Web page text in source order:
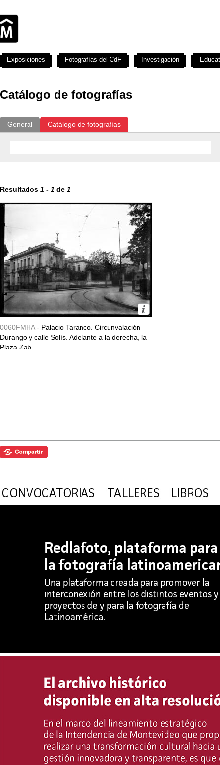
Catálogo de fotografías
General Catálogo de fotografías
Resultados 1 - 1 de 1
0060FMHA - Palacio Taranco. Circunvalación
Durango y calle Solís. Adelante a la derecha, la
Plaza Zab...
Exposiciones Fotografías del CdF Investigación